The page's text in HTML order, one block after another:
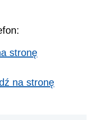
stronę
na stronę